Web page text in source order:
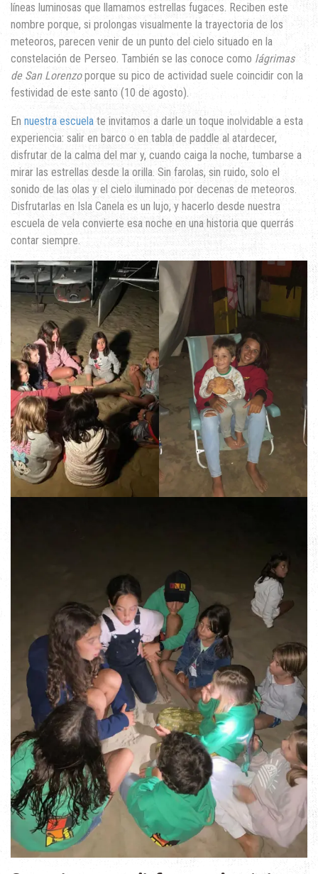
líneas luminosas que llamamos estrellas fugaces. Reciben este
nombre porque, si prolongas visualmente la trayectoria de los
meteoros, parecen venir de un punto del cielo situado en la
constelación de Perseo. También se las conoce como lágrimas
de San Lorenzoporque su pico de actividad suele coincidir con la
festividad de este santo (10 de agosto).
En nuestra escuela te invitamos a darle un toque inolvidable a esta
experiencia: salir en barco o en tabla de paddle al atardecer,
disfrutar de la calma del mar y, cuando caiga la noche, tumbarse a
mirar las estrellas desde la orilla. Sin farolas, sin ruido, solo el
sonido de las olas y el cielo iluminado por decenas de meteoros.
Disfrutarlas en Isla Canela es un lujo, y hacerlo desde nuestra
escuela de vela convierte esa noche en una historia que querrás
contar siempre.